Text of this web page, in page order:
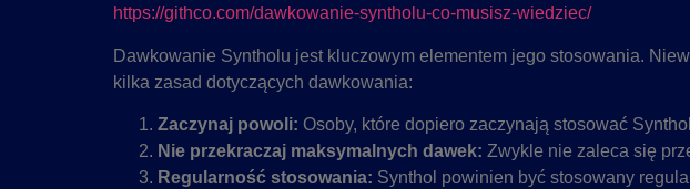
https://githco.com/dawkowanie-syntholu-co-musisz-wiedziec/
Dawkowanie Syntholu jest kluczowym elementem jego stosowania.
kilka zasad dotyczących dawkowania:
Zaczynaj powoli: Osoby, które dopiero zaczynają stosować
Nie przekraczaj maksymalnych dawek: Zwykle nie zaleca się
Regularność stosowania: Synthol powinien być stosowany